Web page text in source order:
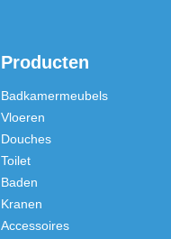
Producten
Badkamermeubels
Vloeren
Douches
Toilet
Baden
Kranen
Accessoires